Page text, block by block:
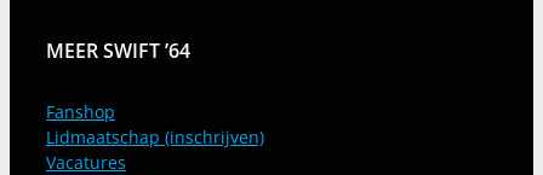
MEER SWIFT ’64
Fanshop
Lidmaatschap (inschrijven)
Vacatures